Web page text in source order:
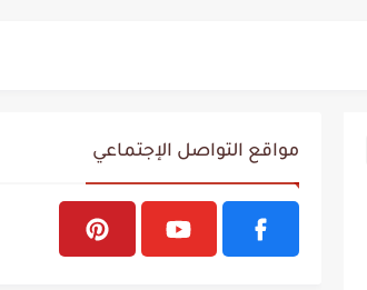
مواقع التواصل الإجتماعي